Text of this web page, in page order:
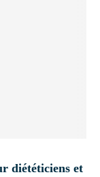
diététiciens et